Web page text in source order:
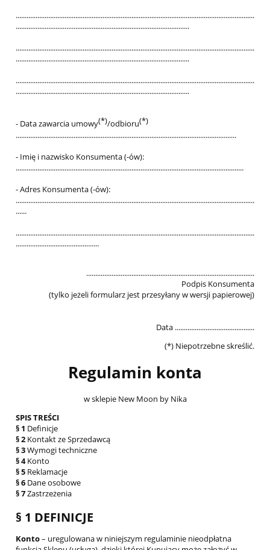
....................................................................................................................................
................................................................................................
....................................................................................................................................
................................................................................................
....................................................................................................................................
................................................................................................
- Data zawarcia umowy(*)/odbioru(*)
..........................................................................................................................
- Imię i nazwisko Konsumenta (-ów):
..............................................................................................................................
- Adres Konsumenta (-ów):
....................................................................................................................................
......
....................................................................................................................................
..............................................
.............................................................................................
Podpis Konsumenta
(tylko jeżeli formularz jest przesyłany w wersji papierowej)
Data ............................................
(*) Niepotrzebne skreślić.
Regulamin konta
w sklepie New Moon by Nika
SPIS TREŚCI
§ 1 Definicje
§ 2 Kontakt ze Sprzedawcą
§ 3Wymogi techniczne
§ 4Konto
§ 5 Reklamacje
§ 6 Dane osobowe
§ 7Zastrzeżenia
§ 1 DEFINICJE
Konto– uregulowana w niniejszym regulaminie nieodpłatna